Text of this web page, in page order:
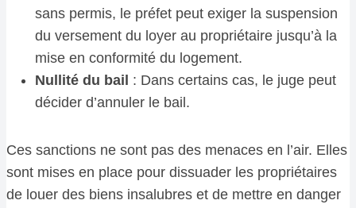
sans permis, le préfet peut exiger la suspension
du versement du loyer au propriétaire jusqu’à la
mise en conformité du logement.
Nullité du bail : Dans certains cas, le juge peut
décider d’annuler le bail.
Ces sanctions ne sont pas des menaces en l’air. Elles
sont mises en place pour dissuader les propriétaires
de louer des biens insalubres et de mettre en danger